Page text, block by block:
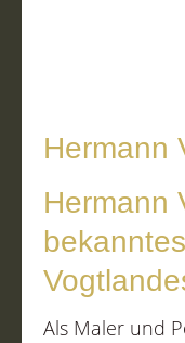
Hermann
Hermann
Als Maler und